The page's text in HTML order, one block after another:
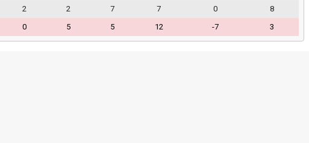
2 2 7 7 0
8
0 5 5 12 -7 3